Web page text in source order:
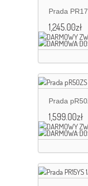
Prada
1,245.00zł
Prada
1,599.00zł